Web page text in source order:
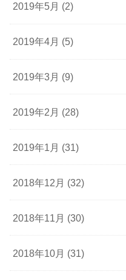
2019年5月 (2)
2019年4月 (5)
2019年3月 (9)
2019年2月 (28)
2019年1月 (31)
2018年12月 (32)
2018年11月 (30)
2018年10月 (31)